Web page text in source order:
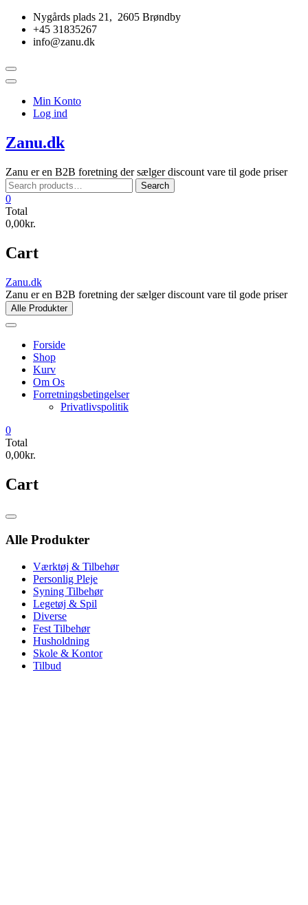
Skip
content
Nygårds plads 21, 2605 Brøndby
+45 31835267
info@zanu.dk
Topbar
Menu
Min Konto
Log ind
Zanu.dk
Zanu er en B2B foretning der sælger discount vare til gode priser
Search
for:
Search
0
Total
0,00kr.
Cart
Zanu.dk
Zanu er en B2B foretning der sælger discount vare til gode priser
Alle Produkter
Forside
Shop
Kurv
Om Os
Forretningsbetingelser
Privatlivspolitik
0
Total
0,00kr.
Cart
Catalog
Alle Produkter
Værktøj & Tilbehør
Personlig Pleje
Syning Tilbehør
Legetøj & Spil
Diverse
Fest Tilbehør
Husholdning
Skole & Kontor
Tilbud